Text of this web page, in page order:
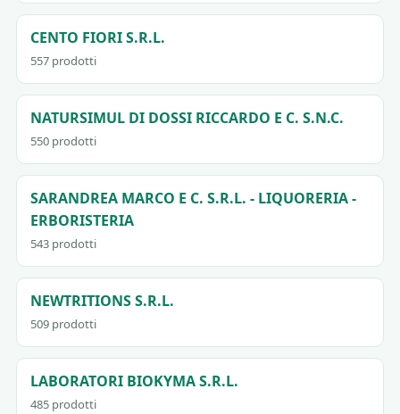
CENTO FIORI S.R.L.
557 prodotti
NATURSIMUL DI DOSSI RICCARDO E C. S.N.C.
550 prodotti
SARANDREA MARCO E C. S.R.L. - LIQUORERIA -
ERBORISTERIA
543 prodotti
NEWTRITIONS S.R.L.
509 prodotti
LABORATORI BIOKYMA S.R.L.
485 prodotti